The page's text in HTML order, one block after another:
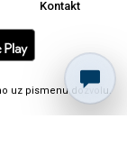
Kontakt
uz pismenu dozvolu.